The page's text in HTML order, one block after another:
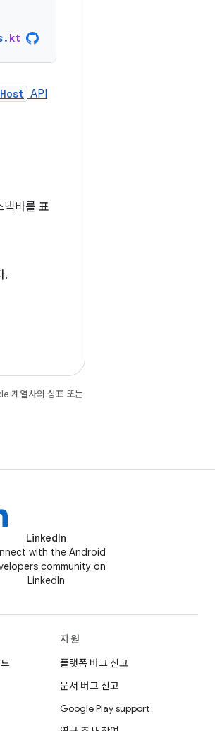
. kt
API
낵바를 표
.
계열사의 상표 또는
LinkedIn
with the Android
community on
LinkedIn
지원
플랫폼 버그 신고
문서 버그 신고
Google Play support